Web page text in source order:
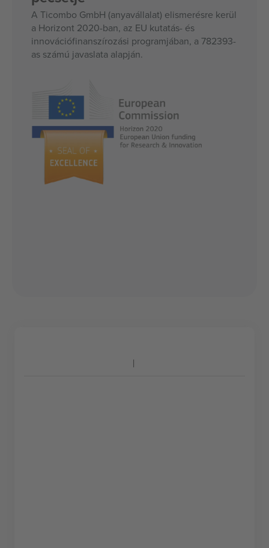
A Ticombo GmbH (anyavállalat) elismerésre kerül
a Horizont 2020-ban, az EU kutatás- és
innovációfinanszírozási programjában, a 782393-
as számú javaslata alapján.